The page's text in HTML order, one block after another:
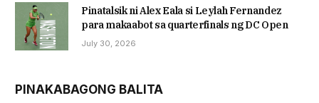
Pinatalsik ni Alex Eala si Leylah Fernandez
para makaabot sa quarterfinals ng DC Open
July 30, 2026
PINAKABAGONG BALITA